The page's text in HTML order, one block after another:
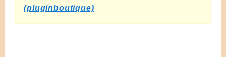
(pluginboutique)